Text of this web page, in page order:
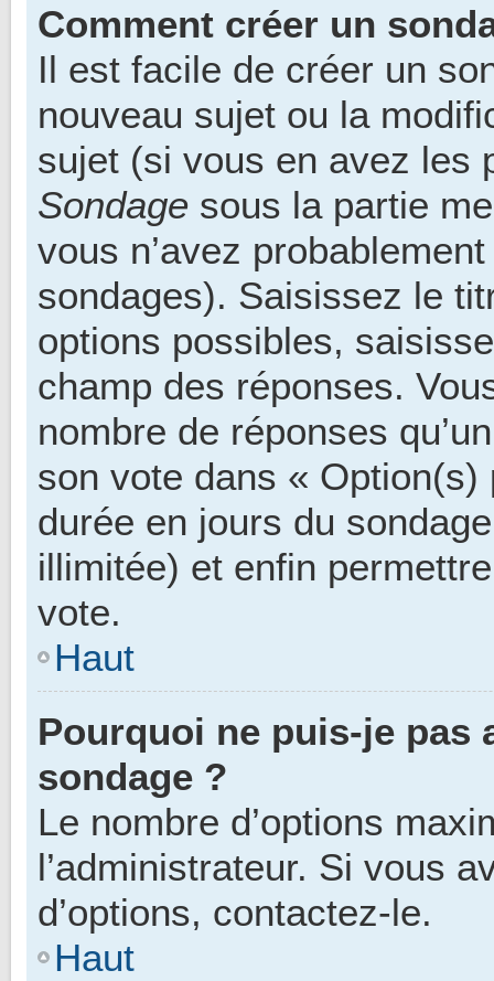
Comment créer un
Il est facile de créer un
nouveau sujet ou la
sujet (si vous en avez les
Sondage sous la partie
vous n’avez
sondages). Saisissez le
options possibles,
champ des réponses.
nombre de réponses
son vote dans « Option(s)
durée en jours du
illimitée) et enfin
vote.
Haut
Pourquoi ne puis-je pas
sondage ?
Le nombre d’options
l’administrateur. Si vous
d’options, contactez-le.
Haut